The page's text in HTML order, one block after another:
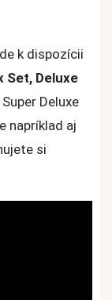
k dispozícii
Set, Deluxe
Super Deluxe
napríklad aj
si